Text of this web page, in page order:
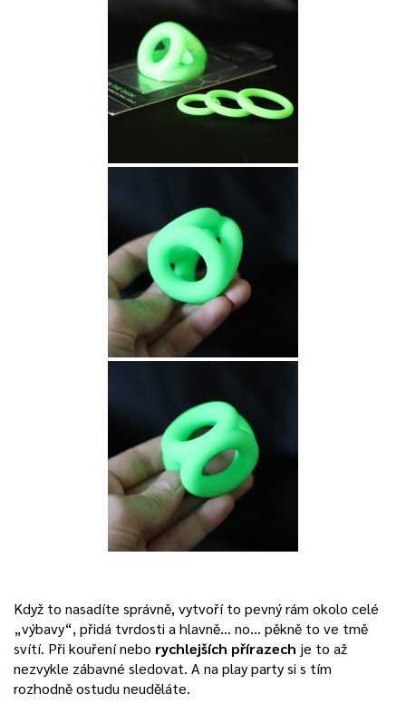
Když to nasadíte správně, vytvoří to pevný rám okolo celé
„výbavy“, přidá tvrdosti a hlavně… no… pěkně to ve tmě
svítí. Při kouření nebo rychlejších přírazech je to až
nezvykle zábavné sledovat. A na play party si s tím
rozhodně ostudu neuděláte.